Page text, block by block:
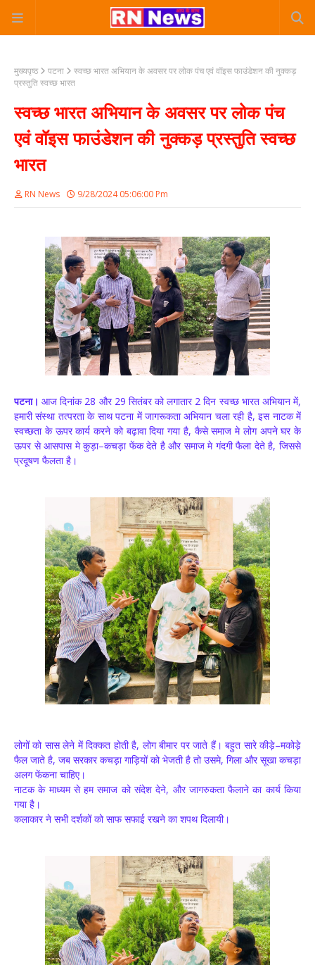
मुख्यपृष्ठ पटना
स्वच्छ भारत अभियान के अवसर पर लोक पंच एवं वॉइस फाउंडेशन की नुक्कड़
प्रस्तुति स्वच्छ भारत
स्वच्छ भारत अभियान के अवसर पर लोक पंच
एवं वॉइस फाउंडेशन की नुक्कड़ प्रस्तुति स्वच्छ
भारत
RN News 9/28/2024 05:06:00 Pm
पटना। आज दिनांक 28 और 29 सितंबर को लगातार 2 दिन स्वच्छ भारत अभियान में,
हमारी संस्था तत्परता के साथ पटना में जागरूकता अभियान चला रही है, इस नाटक में
स्वच्छता के ऊपर कार्य करने को बढ़ावा दिया गया है, कैसे समाज मे लोग अपने घर के
ऊपर से आसपास मे कुड़ा–कचड़ा फेंक देते है और समाज मे गंदगी फैला देते है, जिससे
प्रदूषण फैलता है।
लोगों को सास लेने में दिक्कत होती है, लोग बीमार पर जाते हैं। बहुत सारे कीड़े–मकोड़े
फैल जाते है, जब सरकार कचड़ा गाड़ियों को भेजती है तो उसमे, गिला और सूखा कचड़ा
अलग फेंकना चाहिए।
नाटक के माध्यम से हम समाज को संदेश देने, और जागरुकता फैलाने का कार्य किया
गया है।
कलाकार ने सभी दर्शकों को साफ सफाई रखने का शपथ दिलायी।